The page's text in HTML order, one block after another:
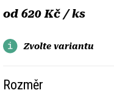
od 620 Kč / ks
Zvolte variantu
Rozměr